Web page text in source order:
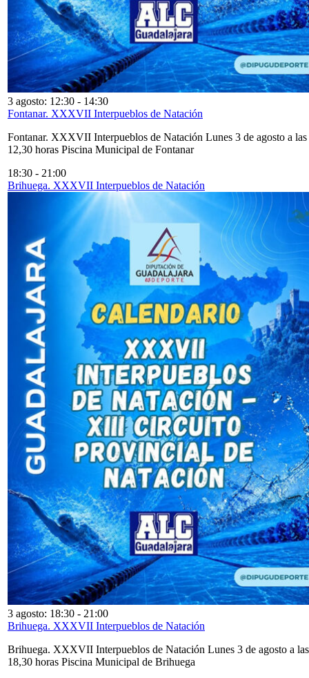
3 agosto: 12:30 - 14:30
Fontanar. XXXVII Interpueblos de Natación
Fontanar. XXXVII Interpueblos de Natación Lunes 3 de agosto a las
12,30 horas Piscina Municipal de Fontanar
18:30 - 21:00
Brihuega. XXXVII Interpueblos de Natación
3 agosto: 18:30 - 21:00
Brihuega. XXXVII Interpueblos de Natación
Brihuega. XXXVII Interpueblos de Natación Lunes 3 de agosto a las
18,30 horas Piscina Municipal de Brihuega